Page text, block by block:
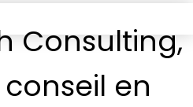
Consulting,
en